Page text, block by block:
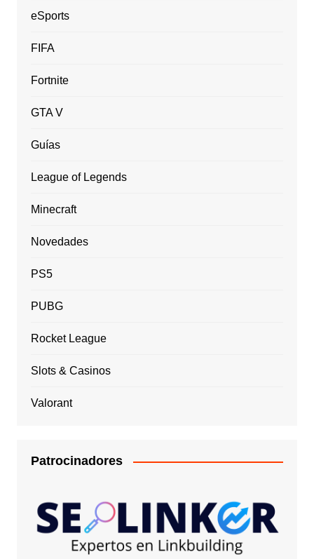
eSports
FIFA
Fortnite
GTA V
Guías
League of Legends
Minecraft
Novedades
PS5
PUBG
Rocket League
Slots & Casinos
Valorant
Patrocinadores